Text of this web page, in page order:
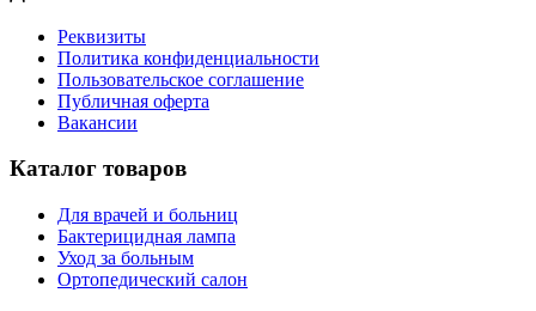
Реквизиты
Политика конфиденциальности
Пользовательское соглашение
Публичная оферта
Вакансии
Каталог товаров
Для врачей и больниц
Бактерицидная лампа
Уход за больным
Ортопедический салон